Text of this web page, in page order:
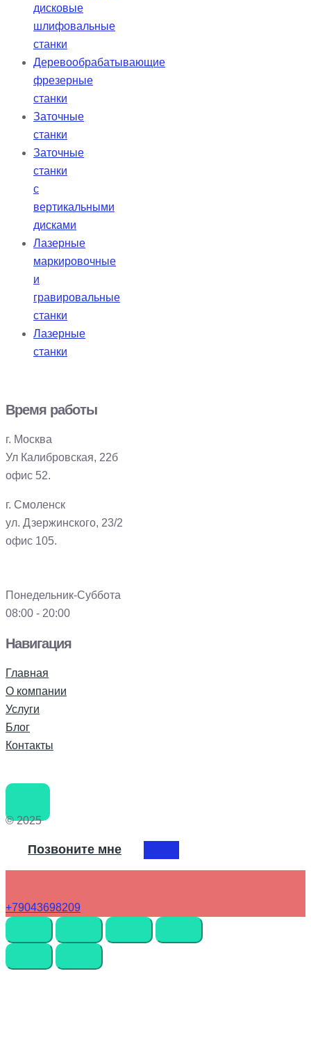
дисковые
шлифовальные
станки
Деревообрабатывающие
фрезерные
станки
Заточные
станки
Заточные
станки
с
вертикальными
дисками
Лазерные
маркировочные
и
гравировальные
станки
Лазерные
станки
Время работы
г. Москва
Ул Калибровская, 22б
офис 52.
г. Смоленск
ул. Дзержинского, 23/2
офис 105.
Понедельник-Суббота
08:00 - 20:00
Навигация
Главная
О компании
Услуги
Блог
Контакты
© 2025
Позвоните мне
+79043698209